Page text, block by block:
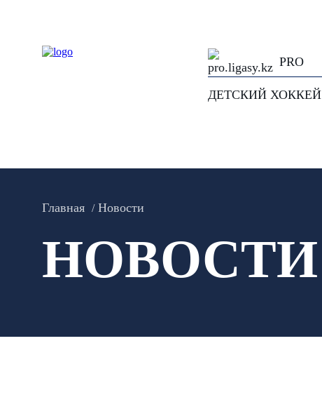
PRO
ДЕТСКИЙ ХОККЕЙ
Главная Новости
НОВОСТИ